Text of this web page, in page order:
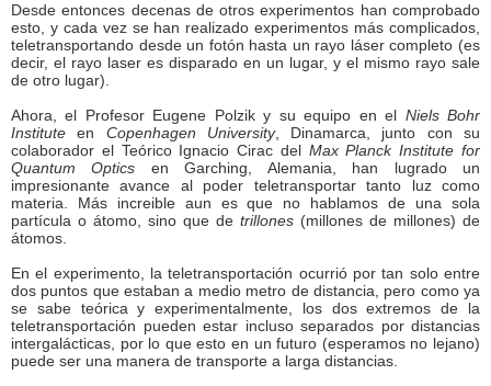
Desde entonces decenas de otros experimentos han comprobado
esto, y cada vez se han realizado experimentos más complicados,
teletransportando desde un fotón hasta un rayo láser completo (es
decir, el rayo laser es disparado en un lugar, y el mismo rayo sale
de otro lugar).
Ahora, el Profesor Eugene Polzik y su equipo en el Niels Bohr
Institute en Copenhagen University, Dinamarca, junto con su
colaborador el Teórico Ignacio Cirac del Max Planck Institute for
Quantum Optics en Garching, Alemania, han lugrado un
impresionante avance al poder teletransportar tanto luz como
materia. Más increible aun es que no hablamos de una sola
partícula o átomo, sino que de trillones (millones de millones) de
átomos.
En el experimento, la teletransportación ocurrió por tan solo entre
dos puntos que estaban a medio metro de distancia, pero como ya
se sabe teórica y experimentalmente, los dos extremos de la
teletransportación pueden estar incluso separados por distancias
intergalácticas, por lo que esto en un futuro (esperamos no lejano)
puede ser una manera de transporte a larga distancias.